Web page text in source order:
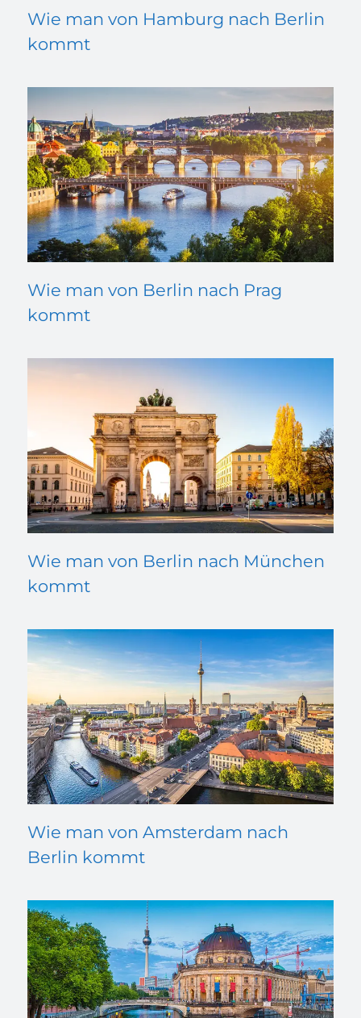
Wie man von Hamburg nach Berlin
kommt
Wie man von Berlin nach Prag
kommt
Wie man von Berlin nach München
kommt
Wie man von Amsterdam nach
Berlin kommt